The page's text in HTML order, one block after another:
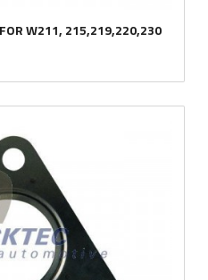
FOR W211, 215,219,220,230